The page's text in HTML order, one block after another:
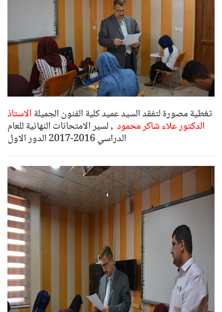
تغطية مصورة لتفقد السيد عميد كلية الفنون الجميلةالاستاذ
الدكتور علاء شاكر محمود , لسير الامتحانات النهائية للعام
الدراسي 2016-2017 الدور الاول